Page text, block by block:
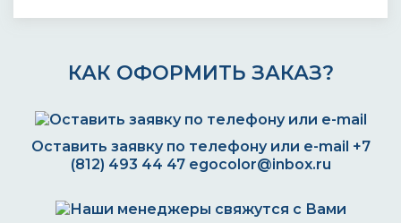
КАК ОФОРМИТЬ ЗАКАЗ?
Оставить заявку по телефону или e-mail +7
(812) 493 44 47 egocolor@inbox.ru